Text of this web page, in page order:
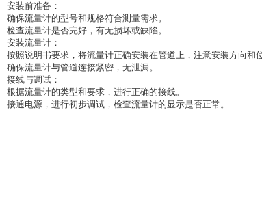
安装前准备：
确保流量计的型号和规格符合测量需求。
检查流量计是否完好，有无损坏或缺陷。
安装流量计：
按照说明书要求，将流量计正确安装在管道上，注意安装方向和位
确保流量计与管道连接紧密，无泄漏。
接线与调试：
根据流量计的类型和要求，进行正确的接线。
接通电源，进行初步调试，检查流量计的显示是否正常。